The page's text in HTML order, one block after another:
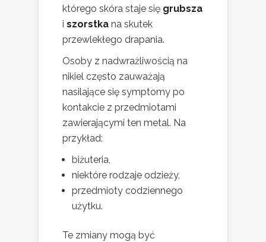
którego skóra staje się grubsza
i szorstka na skutek
przewlekłego drapania.
Osoby z nadwrażliwością na
nikiel często zauważają
nasilające się symptomy po
kontakcie z przedmiotami
zawierającymi ten metal. Na
przykład:
biżuteria,
niektóre rodzaje odzieży,
przedmioty codziennego
użytku.
Te zmiany mogą być